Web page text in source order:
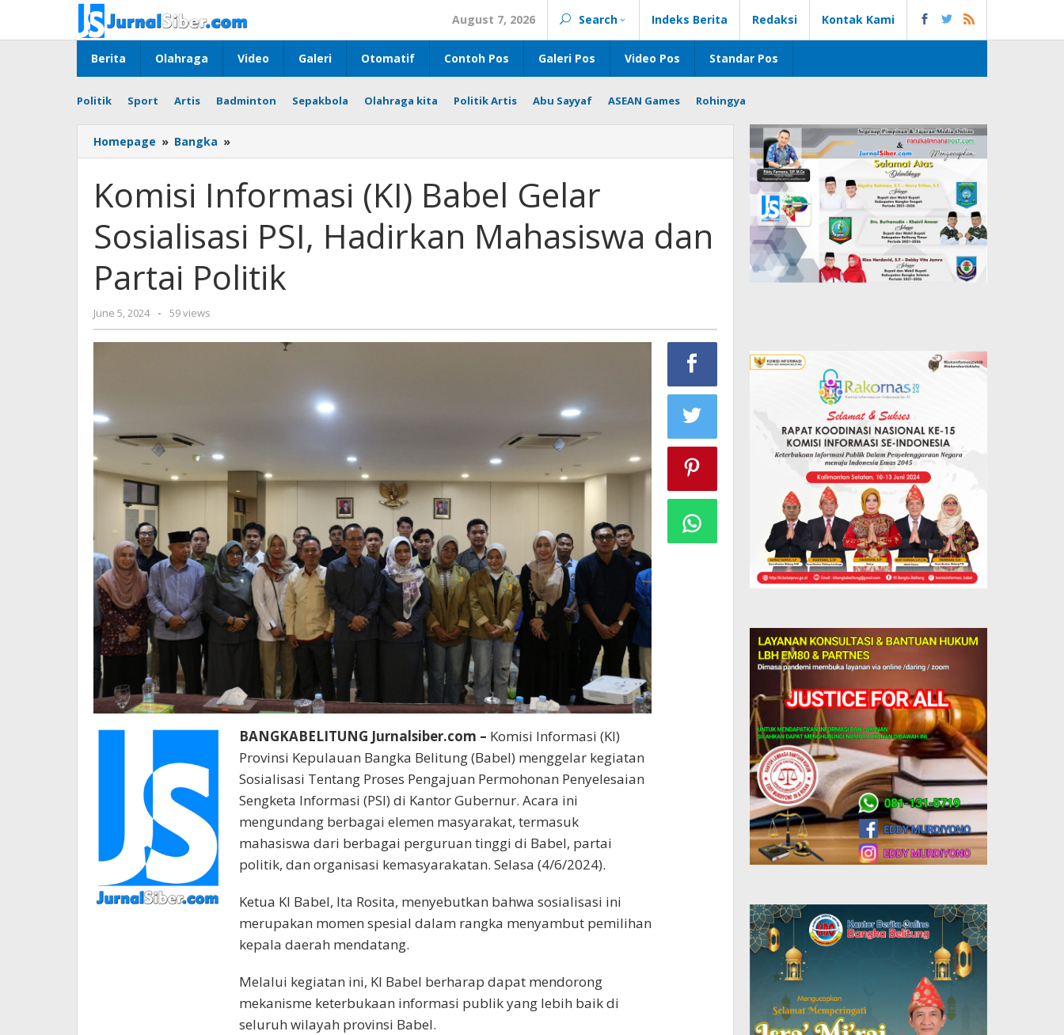
content
August 7, 2026 Search Indeks Berita Redaksi Kontak Kami
Berita Olahraga Video Galeri Otomatif Contoh Pos Galeri Pos Video Pos Standar Pos
Politik Sport Artis Badminton Sepakbola Olahraga kita Politik Artis Abu Sayyaf ASEAN Games Rohingya
Homepage » Bangka »
Informasi
Babel
Gelar
Sosialisasi
PSI,
Mahasiswa
dan
Komisi Informasi (KI) Babel Gelar
Sosialisasi PSI, Hadirkan Mahasiswa dan
Partai Politik
June 5, 2024
by
Jurnalsiber
- 59 views
BANGKABELITUNG Jurnalsiber.com – Komisi Informasi (KI)
Provinsi Kepulauan Bangka Belitung (Babel) menggelar kegiatan
Sosialisasi Tentang Proses Pengajuan Permohonan Penyelesaian
Sengketa Informasi (PSI) di Kantor Gubernur. Acara ini
mengundang berbagai elemen masyarakat, termasuk
mahasiswa dari berbagai perguruan tinggi di Babel, partai
politik, dan organisasi kemasyarakatan. Selasa (4/6/2024).
Ketua KI Babel, Ita Rosita, menyebutkan bahwa sosialisasi ini
merupakan momen spesial dalam rangka menyambut pemilihan
kepala daerah mendatang.
Melalui kegiatan ini, KI Babel berharap dapat mendorong
mekanisme keterbukaan informasi publik yang lebih baik di
seluruh wilayah provinsi Babel.